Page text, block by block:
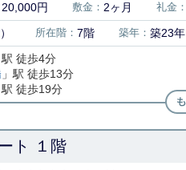
20,000円 敷金： 2ヶ月 礼金：
所在階： 7階 築年： 築23年
駅 徒歩4分
」駅 徒歩13分
駅 徒歩19分
ト １階